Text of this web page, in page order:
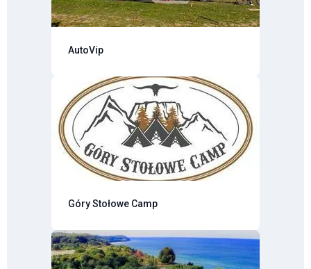
AutoVip
Góry Stołowe Camp